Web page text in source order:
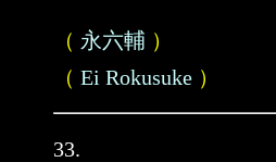
（ 永六輔 ）
（ Ei Rokusuke ）
33.